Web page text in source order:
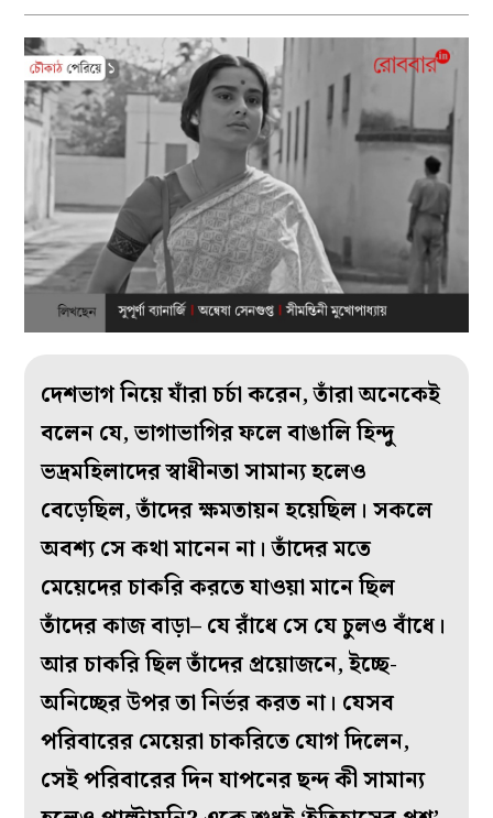
দেশভাগ নিয়ে যাঁরা চর্চা করেন, তাঁরা অনেকেই
বলেন যে, ভাগাভাগির ফলে বাঙালি হিন্দু
ভদ্রমহিলাদের স্বাধীনতা সামান্য হলেও
বেড়েছিল, তাঁদের ক্ষমতায়ন হয়েছিল। সকলে
অবশ্য সে কথা মানেন না। তাঁদের মতে
মেয়েদের চাকরি করতে যাওয়া মানে ছিল
তাঁদের কাজ বাড়া– যে রাঁধে সে যে চুলও বাঁধে।
আর চাকরি ছিল তাঁদের প্রয়োজনে, ইচ্ছে-
অনিচ্ছের উপর তা নির্ভর করত না। যেসব
পরিবারের মেয়েরা চাকরিতে যোগ দিলেন,
সেই পরিবারের দিন যাপনের ছন্দ কী সামান্য